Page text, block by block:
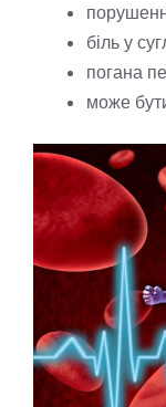
біль у
погана
може